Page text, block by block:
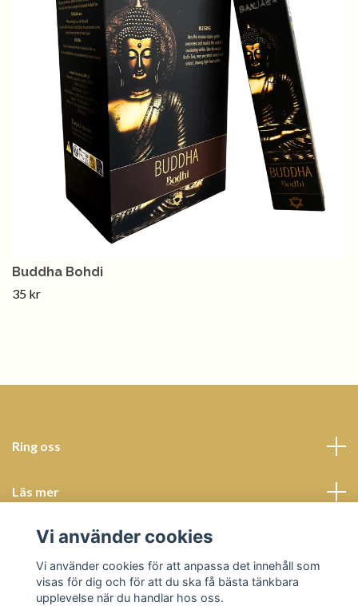
Buddha Bohdi
35 kr
Ring oss
Läs mer
Sociala medier
Vi använder cookies
Vi använder cookies för att anpassa det innehåll som
visas för dig och för att du ska få bästa tänkbara
upplevelse när du handlar hos oss.